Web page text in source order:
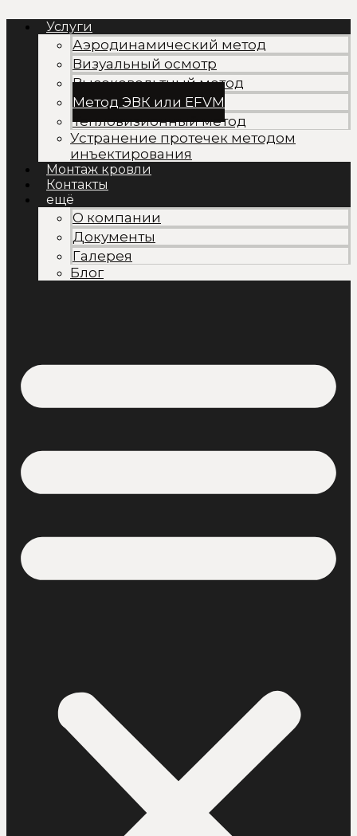
содержимому
Услуги
Аэродинамический метод
Визуальный осмотр
Высоковольтный метод
Метод ЭВК или EFVM
Тепловизионный метод
Устранение протечек методом
инъектирования
Монтаж кровли
Контакты
ещё
О компании
Документы
Галерея
Блог